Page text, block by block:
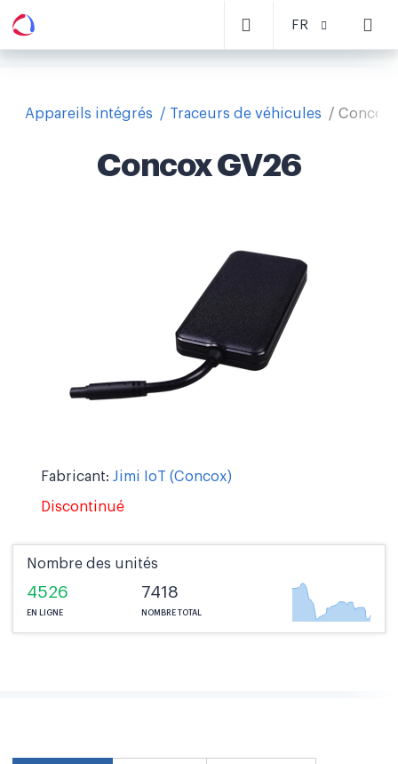
FR
Appareils intégrés Traceurs de véhicules Concox
Concox GV26
Fabricant: Jimi IoT (Concox)
Discontinué
Nombre des unités
4526
EN LIGNE
7418
NOMBRE TOTAL